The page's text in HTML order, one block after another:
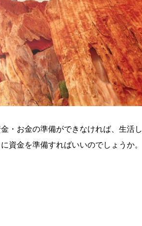
・お金の準備ができなければ、生活し
資金を準備すればいいのでしょうか。